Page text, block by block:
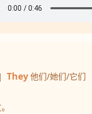
|They他们/她们/它们